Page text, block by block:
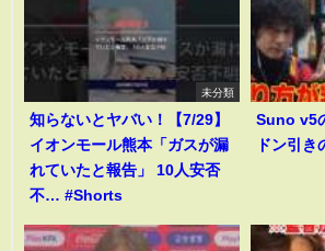
未分類
知らないとヤバい！【7/29】
イオンモール熊本「ガスが漏
れていたと報告」 10人安否
不… #Shorts
Suno v5
ドン引き